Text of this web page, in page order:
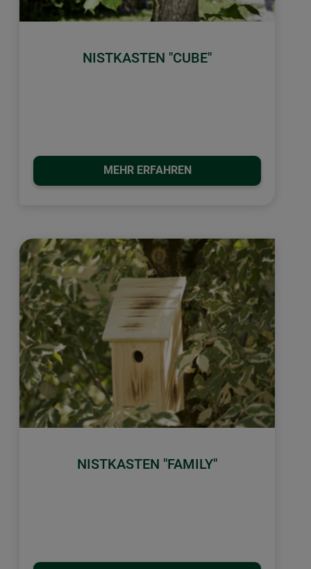
NISTKASTEN "CUBE"
MEHR ERFAHREN
NISTKASTEN "FAMILY"